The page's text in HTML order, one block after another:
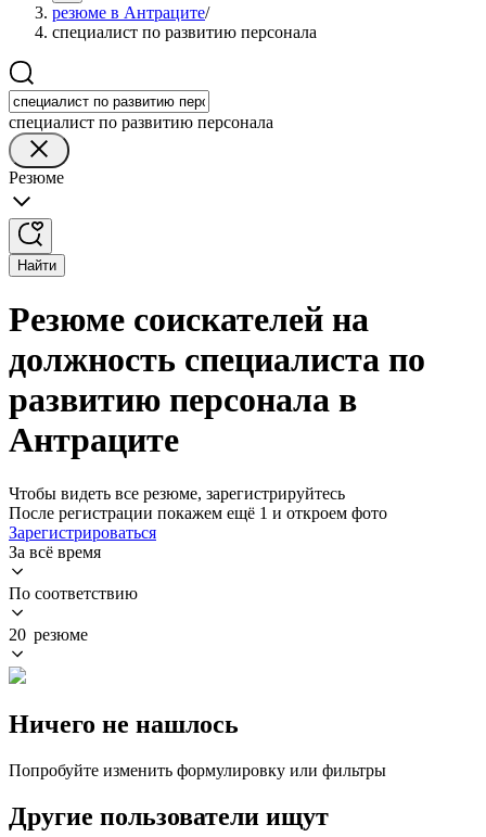
резюме в Антраците/
специалист по развитию персонала
специалист по развитию персонала
Резюме
Найти
Резюме соискателей на
должность специалиста по
развитию персонала в
Антраците
Чтобы видеть все резюме, зарегистрируйтесь
После регистрации покажем ещё 1 и откроем фото
Зарегистрироваться
За всё время
По соответствию
20 резюме
Ничего не нашлось
Попробуйте изменить формулировку или фильтры
Другие пользователи ищут